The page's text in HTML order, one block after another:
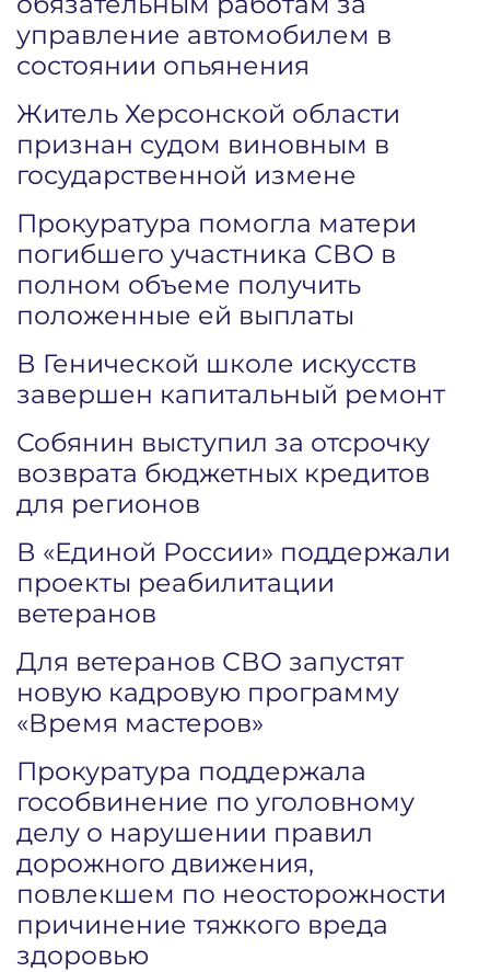
управление автомобилем в
состоянии опьянения
Житель Херсонской области
признан судом виновным в
государственной измене
Прокуратура помогла матери
погибшего участника СВО в
полном объеме получить
положенные ей выплаты
В Генической школе искусств
завершен капитальный ремонт
Собянин выступил за отсрочку
возврата бюджетных кредитов
для регионов
В «Единой России» поддержали
проекты реабилитации
ветеранов
Для ветеранов СВО запустят
новую кадровую программу
«Время мастеров»
Прокуратура поддержала
гособвинение по уголовному
делу о нарушении правил
дорожного движения,
повлекшем по неосторожности
причинение тяжкого вреда
здоровью